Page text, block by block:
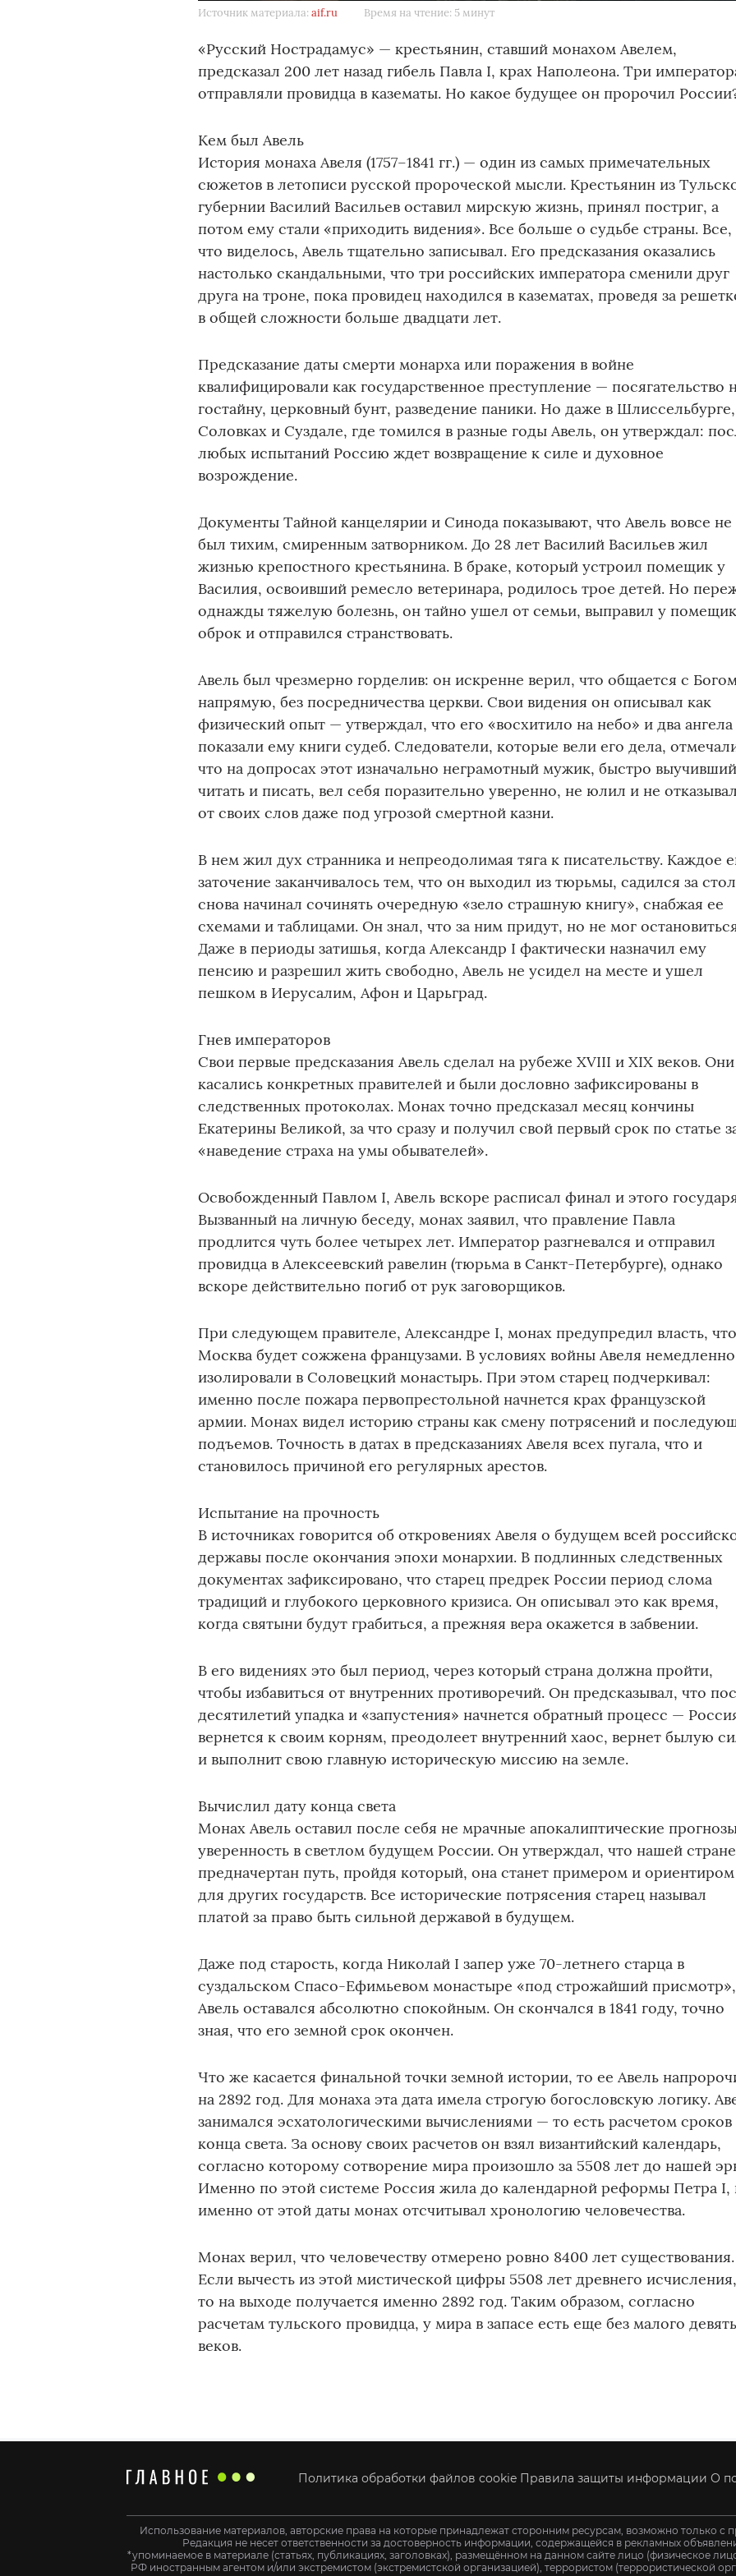
Источник материала:aif.ru Время на чтение: 5 минут
«Русский Нострадамус» — крестьянин, ставший монахом Авелем,
предсказал 200 лет назад гибель Павла I, крах Наполеона. Три
отправляли провидца в казематы. Но какое будущее он пророчил
Кем был Авель
История монаха Авеля (1757–1841 гг.) — один из самых примечательных
сюжетов в летописи русской пророческой мысли. Крестьянин из
губернии Василий Васильев оставил мирскую жизнь, принял постриг, а
потом ему стали «приходить видения». Все больше о судьбе страны. Все,
что виделось, Авель тщательно записывал. Его предсказания оказались
настолько скандальными, что три российских императора сменили друг
друга на троне, пока провидец находился в казематах, проведя за
в общей сложности больше двадцати лет.
Предсказание даты смерти монарха или поражения в войне
квалифицировали как государственное преступление — посягательство
гостайну, церковный бунт, разведение паники. Но даже в Шлиссельбурге,
Соловках и Суздале, где томился в разные годы Авель, он утверждал:
любых испытаний Россию ждет возвращение к силе и духовное
возрождение.
Документы Тайной канцелярии и Синода показывают, что Авель вовсе не
был тихим, смиренным затворником. До 28 лет Василий Васильев жил
жизнью крепостного крестьянина. В браке, который устроил помещик у
Василия, освоивший ремесло ветеринара, родилось трое детей. Но
однажды тяжелую болезнь, он тайно ушел от семьи, выправил у
оброк и отправился странствовать.
Авель был чрезмерно горделив: он искренне верил, что общается с
напрямую, без посредничества церкви. Свои видения он описывал как
физический опыт — утверждал, что его «восхитило на небо» и два ангела
показали ему книги судеб. Следователи, которые вели его дела,
что на допросах этот изначально неграмотный мужик, быстро
читать и писать, вел себя поразительно уверенно, не юлил и не
от своих слов даже под угрозой смертной казни.
В нем жил дух странника и непреодолимая тяга к писательству. Каждое
заточение заканчивалось тем, что он выходил из тюрьмы, садился за
снова начинал сочинять очередную «зело страшную книгу», снабжая ее
схемами и таблицами. Он знал, что за ним придут, но не мог
Даже в периоды затишья, когда Александр I фактически назначил ему
пенсию и разрешил жить свободно, Авель не усидел на месте и ушел
пешком в Иерусалим, Афон и Царьград.
Гнев императоров
Свои первые предсказания Авель сделал на рубеже XVIII и XIX веков. Они
касались конкретных правителей и были дословно зафиксированы в
следственных протоколах. Монах точно предсказал месяц кончины
Екатерины Великой, за что сразу и получил свой первый срок по статье
«наведение страха на умы обывателей».
Освобожденный Павлом I, Авель вскоре расписал финал и этого
Вызванный на личную беседу, монах заявил, что правление Павла
продлится чуть более четырех лет. Император разгневался и отправил
провидца в Алексеевский равелин (тюрьма в Санкт-Петербурге), однако
вскоре действительно погиб от рук заговорщиков.
При следующем правителе, Александре I, монах предупредил власть, что
Москва будет сожжена французами. В условиях войны Авеля немедленно
изолировали в Соловецкий монастырь. При этом старец подчеркивал:
именно после пожара первопрестольной начнется крах французской
армии. Монах видел историю страны как смену потрясений и
подъемов. Точность в датах в предсказаниях Авеля всех пугала, что и
становилось причиной его регулярных арестов.
Испытание на прочность
В источниках говорится об откровениях Авеля о будущем всей
державы после окончания эпохи монархии. В подлинных следственных
документах зафиксировано, что старец предрек России период слома
традиций и глубокого церковного кризиса. Он описывал это как время,
когда святыни будут грабиться, а прежняя вера окажется в забвении.
В его видениях это был период, через который страна должна пройти,
чтобы избавиться от внутренних противоречий. Он предсказывал, что
десятилетий упадка и «запустения» начнется обратный процесс —
вернется к своим корням, преодолеет внутренний хаос, вернет былую
и выполнит свою главную историческую миссию на земле.
Вычислил дату конца света
Монах Авель оставил после себя не мрачные апокалиптические
уверенность в светлом будущем России. Он утверждал, что нашей стране
предначертан путь, пройдя который, она станет примером и ориентиром
для других государств. Все исторические потрясения старец называл
платой за право быть сильной державой в будущем.
Даже под старость, когда Николай I запер уже 70-летнего старца в
суздальском Спасо-Ефимьевом монастыре «под строжайший присмотр»,
Авель оставался абсолютно спокойным. Он скончался в 1841 году, точно
зная, что его земной срок окончен.
Что же касается финальной точки земной истории, то ее Авель
на 2892 год. Для монаха эта дата имела строгую богословскую логику.
занимался эсхатологическими вычислениями — то есть расчетом сроков
конца света. За основу своих расчетов он взял византийский календарь,
согласно которому сотворение мира произошло за 5508 лет до нашей
Именно по этой системе Россия жила до календарной реформы Петра I,
именно от этой даты монах отсчитывал хронологию человечества.
Монах верил, что человечеству отмерено ровно 8400 лет существования.
Если вычесть из этой мистической цифры 5508 лет древнего исчисления,
то на выходе получается именно 2892 год. Таким образом, согласно
расчетам тульского провидца, у мира в запасе есть еще без малого девять
веков.
Политика обработки файлов cookie Правила защиты информации О
Использование материалов, авторские права на которые принадлежат сторонним ресурсам, возможно только с
Редакция не несет ответственности за достоверность информации, содержащейся в рекламных
*упоминаемое в материале (статьях, публикациях, заголовках), размещённом на данном сайте лицо (физическое
РФ иностранным агентом и/или экстремистом (экстремистской организацией), террористом (террористической